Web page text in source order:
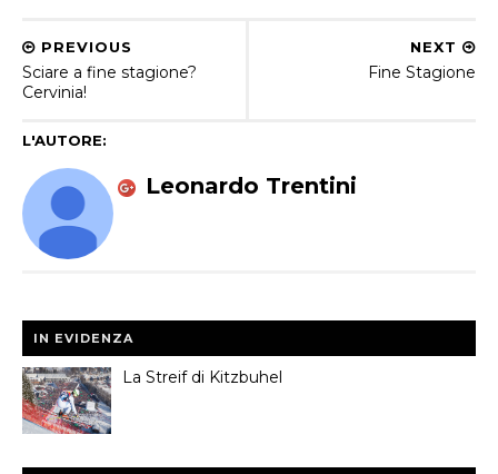
NEXT
Fine Stagione
PREVIOUS
Sciare a fine stagione?
Cervinia!
L'AUTORE:
Leonardo Trentini
IN EVIDENZA
La Streif di Kitzbuhel